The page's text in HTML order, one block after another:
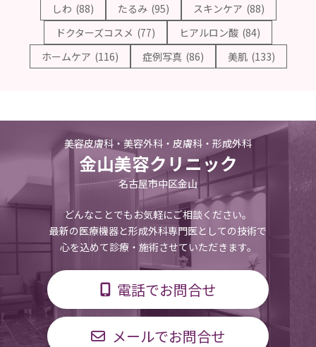
しわ (88) たるみ (95) スキンケア (88)
ドクターズコスメ (77) ヒアルロン酸 (84)
ホームケア (116) 症例写真 (86) 美肌 (133)
美容皮膚科・美容外科・皮膚科・形成外科
金山美容クリニック
名古屋市中区金山
どんなことでもお気軽にご相談ください。
最新の医療機器と形成外科専門医としての技術で
心を込めて診療・施術させていただきます。
電話でお問合せ
メールでお問合せ